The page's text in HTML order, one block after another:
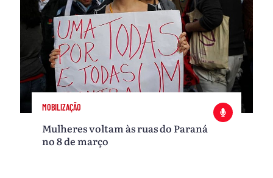
MOBILIZAÇÃO
Mulheres voltam às ruas do Paraná
no 8 de março